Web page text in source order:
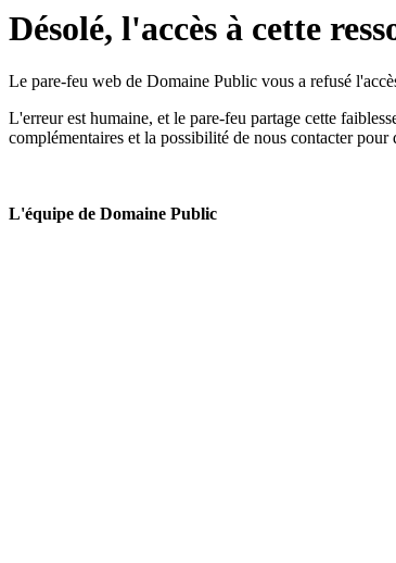
Désolé, l'accès à cette
Le pare-feu web de Domaine Public vous a refusé
L'erreur est humaine, et le pare-feu partage cette
complémentaires et la possibilité de nous contacter
L'équipe de Domaine Public